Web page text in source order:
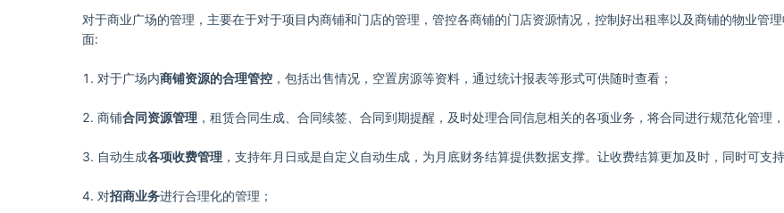
对于商业广场的管理，主要在于对于项目内商铺和门店的管理，管控各商铺的门店资源情况，控制好出租率以及商铺的物业管
面:
1. 对于广场内商铺资源的合理管控 ，包括出售情况，空置房源等资料，通过统计报表等形式可供随时查看；
2. 商铺合同资源管理 ，租赁合同生成、合同续签、合同到期提醒，及时处理合同信息相关的各项业务，将合同进行规范化管理
3. 自动生成各项收费管理 ，支持年月日或是自定义自动生成，为月底财务结算提供数据支撑。让收费结算更加及时，同时可支
4. 对招商业务进行合理化的管理；